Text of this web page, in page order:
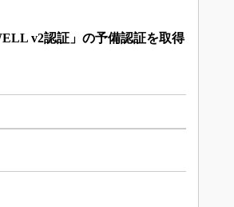
v2認証」の予備認証を取得